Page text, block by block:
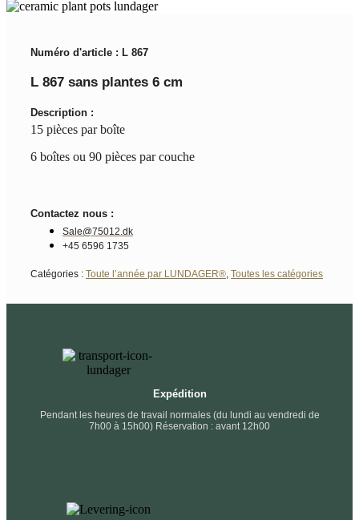
Numéro d'article : L 867
L 867 sans plantes 6 cm
Description :
15 pièces par boîte
6 boîtes ou 90 pièces par couche
Contactez nous :
Sale@75012.dk
+45 6596 1735
Catégories : Toute l’année par LUNDAGER® Toutes les catégories
Expédition
Pendant les heures de travail normales (du lundi au vendredi de
7h00 à 15h00) Réservation : avant 12h00